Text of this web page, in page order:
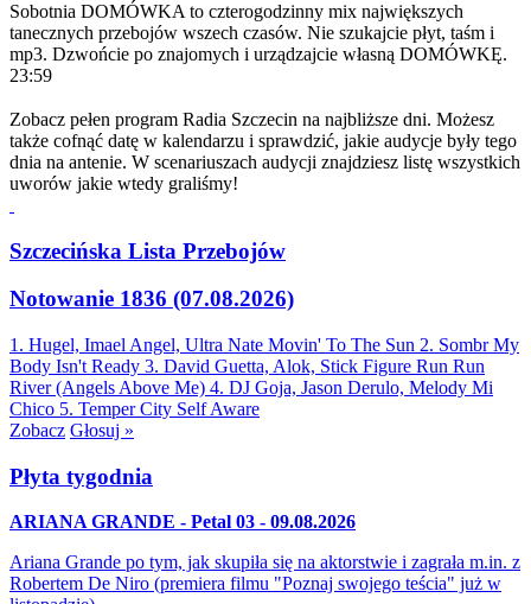
Sobotnia DOMÓWKA to czterogodzinny mix największych
tanecznych przebojów wszech czasów. Nie szukajcie płyt, taśm i
mp3. Dzwońcie po znajomych i urządzajcie własną DOMÓWKĘ.
23:59
Zobacz pełen program Radia Szczecin na najbliższe dni. Możesz
także cofnąć datę w kalendarzu i sprawdzić, jakie audycje były tego
dnia na antenie. W scenariuszach audycji znajdziesz listę wszystkich
uworów jakie wtedy graliśmy!
Szczecińska Lista Przebojów
Notowanie 1836 (07.08.2026)
1. Hugel, Imael Angel, Ultra Nate Movin' To The Sun 2. Sombr My
Body Isn't Ready 3. David Guetta, Alok, Stick Figure Run Run
River (Angels Above Me) 4. DJ Goja, Jason Derulo, Melody Mi
Chico 5. Temper City Self Aware
Zobacz Głosuj »
Płyta tygodnia
ARIANA GRANDE - Petal 03 - 09.08.2026
Ariana Grande po tym, jak skupiła się na aktorstwie i zagrała m.in. z
Robertem De Niro (premiera filmu "Poznaj swojego teścia" już w